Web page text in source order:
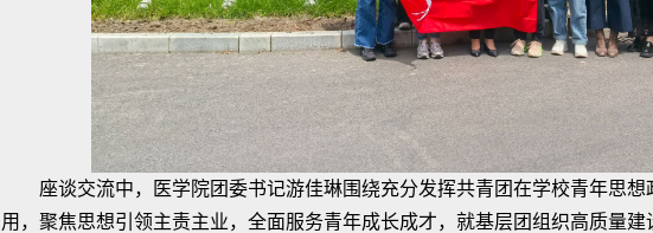
座谈交流中，医学院团委书记游佳琳围绕充分发挥共青团在学校青年思
用，聚焦思想引领主责主业，全面服务青年成长成才，就基层团组织高质量